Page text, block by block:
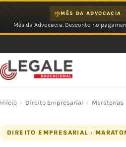
MÊS DA ADVOCACIA
Mês da Advocacia. Desconto no
Início › Direito Empresarial › Maratonas
DIREITO EMPRESARIAL ·